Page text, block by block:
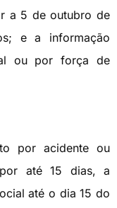
a 5 de outubro de
e a informação
ou por força de
por acidente ou
até 15 dias, a
até o dia 15 do